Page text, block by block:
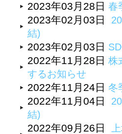
2023年03月28日 春
2023年02月03日
結)
2023年02月03日
2022年11月28日 株
するお知らせ
2022年11月24日 冬
2022年11月04日
結)
2022年09月26日